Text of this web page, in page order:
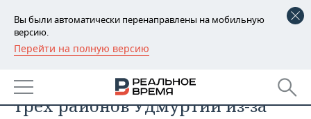
Вы были автоматически перенаправлены на мобильную
версию.
Перейти на полную версию
РЕГИОНЫ
БАШКОРТОСТАН
ТАТАРСТАН
НОВОСТИ
АНАЛИТИКА
Хренов раскритиковал глав
трех районов Удмуртии из-за